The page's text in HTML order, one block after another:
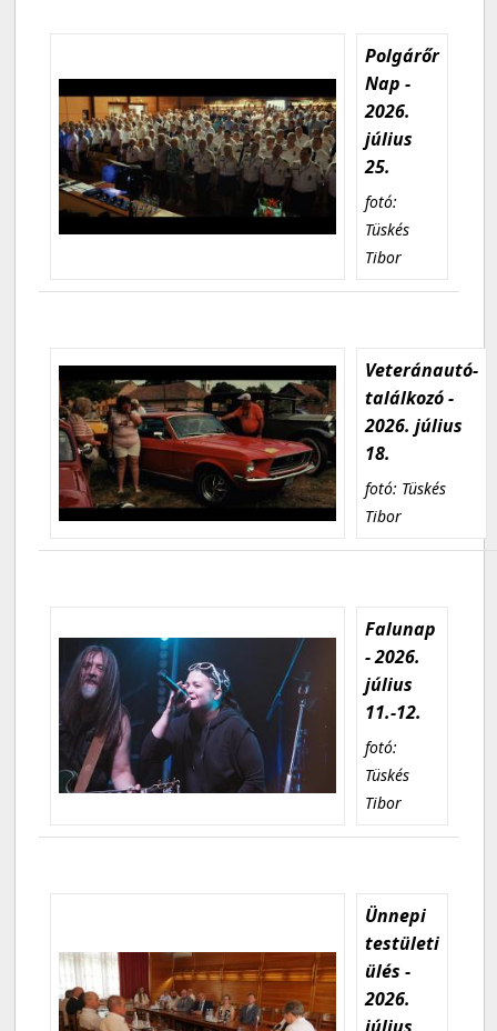
Polgárőr
Nap -
2026.
július
25.
fotó:
Tüskés
Tibor
Veteránautó-
találkozó -
2026. július
18.
fotó: Tüskés
Tibor
Falunap
- 2026.
július
11.-12.
fotó:
Tüskés
Tibor
Ünnepi
testületi
ülés -
2026.